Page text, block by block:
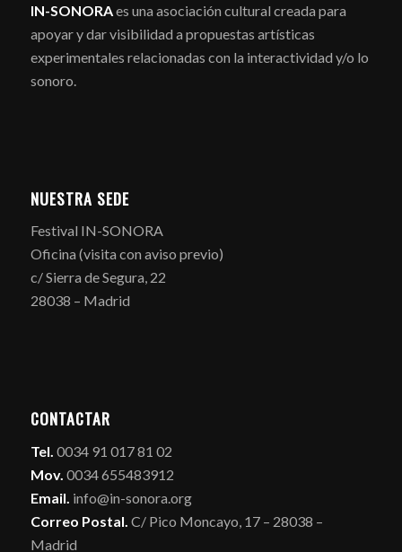
IN-SONORAes una asociación cultural creada para
apoyar y dar visibilidad a propuestas artísticas
experimentales relacionadas con la interactividad y/o lo
sonoro.
NUESTRA SEDE
Festival IN-SONORA
Oficina (visita con aviso previo)
c/ Sierra de Segura, 22
28038 – Madrid
CONTACTAR
Tel. 0034 91 017 81 02
Mov. 0034 655483912
Email. info@in-sonora.org
Correo Postal. C/ Pico Moncayo, 17 – 28038 –
Madrid